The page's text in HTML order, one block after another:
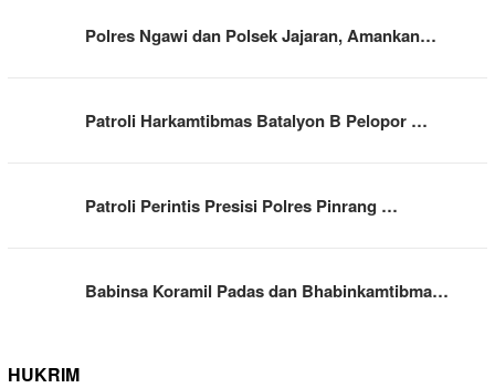
Polres Ngawi dan Polsek Jajaran, Amankan…
Patroli Harkamtibmas Batalyon B Pelopor …
Patroli Perintis Presisi Polres Pinrang …
Babinsa Koramil Padas dan Bhabinkamtibma…
HUKRIM